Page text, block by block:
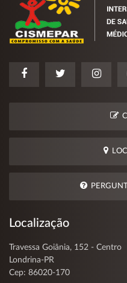
Localização
Travessa Goiânia, 152 - Centro
Londrina-PR
Cep: 86020-170